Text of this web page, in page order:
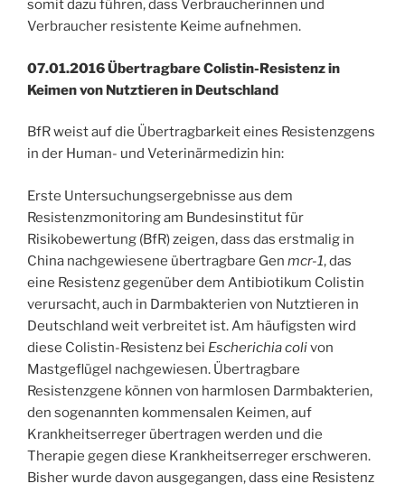
somit dazu führen, dass Verbraucherinnen und
Verbraucher resistente Keime aufnehmen.
07.01.2016 Übertragbare Colistin-Resistenz in
Keimen von Nutztieren in Deutschland
BfR weist auf die Übertragbarkeit eines Resistenzgens
in der Human- und Veterinärmedizin hin:
Erste Untersuchungsergebnisse aus dem
Resistenzmonitoring am Bundesinstitut für
Risikobewertung (BfR) zeigen, dass das erstmalig in
China nachgewiesene übertragbare Gen mcr-1, das
eine Resistenz gegenüber dem Antibiotikum Colistin
verursacht, auch in Darmbakterien von Nutztieren in
Deutschland weit verbreitet ist. Am häufigsten wird
diese Colistin-Resistenz bei Escherichia colivon
Mastgeflügel nachgewiesen. Übertragbare
Resistenzgene können von harmlosen Darmbakterien,
den sogenannten kommensalen Keimen, auf
Krankheitserreger übertragen werden und die
Therapie gegen diese Krankheitserreger erschweren.
Bisher wurde davon ausgegangen, dass eine Resistenz